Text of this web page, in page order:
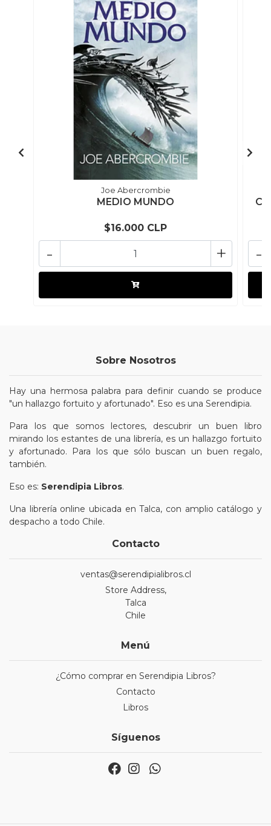
Joe Abercrombie
MEDIO MUNDO
$16.000 CLP
- + -
Sobre Nosotros
Hay una hermosa palabra para definir cuando se produce
"un hallazgo fortuito y afortunado". Eso es una Serendipia.
Para los que somos lectores, descubrir un buen libro
mirando los estantes de una librería, es un hallazgo fortuito
y afortunado. Para los que sólo buscan un buen regalo,
también.
Eso es: Serendipia Libros.
Una librería online ubicada en Talca, con amplio catálogo y
despacho a todo Chile.
Contacto
ventas@serendipialibros.cl
Store Address,
Talca
Chile
Menú
¿Cómo comprar en Serendipia Libros?
Contacto
Libros
Síguenos